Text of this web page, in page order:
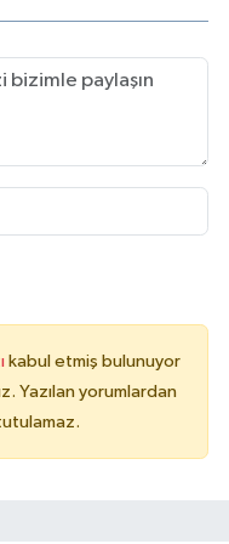
kabul etmiş bulunuyor
Yazılan yorumlardan